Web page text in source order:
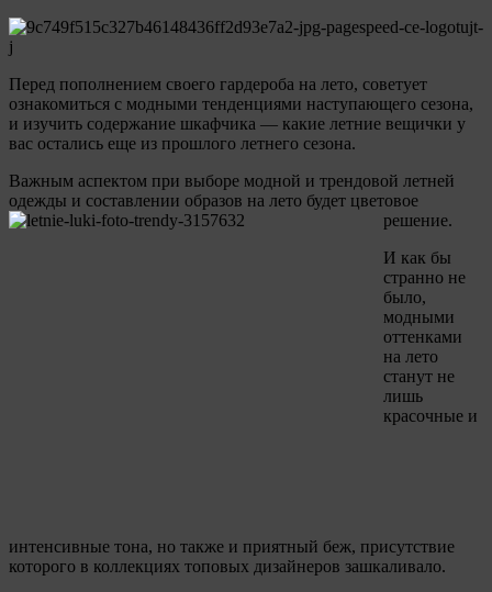
Перед пополнением своего гардероба на лето, советует
ознакомиться с модными тенденциями наступающего сезона,
и изучить содержание шкафчика — какие летние вещички у
вас остались еще из прошлого летнего сезона.
Важным аспектом при выборе модной и трендовой летней
одежды и составлении образов на лето будет цветовое
решение.
И как бы
странно не
было,
модными
оттенками
на лето
станут не
лишь
красочные и
интенсивные тона, но также и приятный беж, присутствие
которого в коллекциях топовых дизайнеров зашкаливало.